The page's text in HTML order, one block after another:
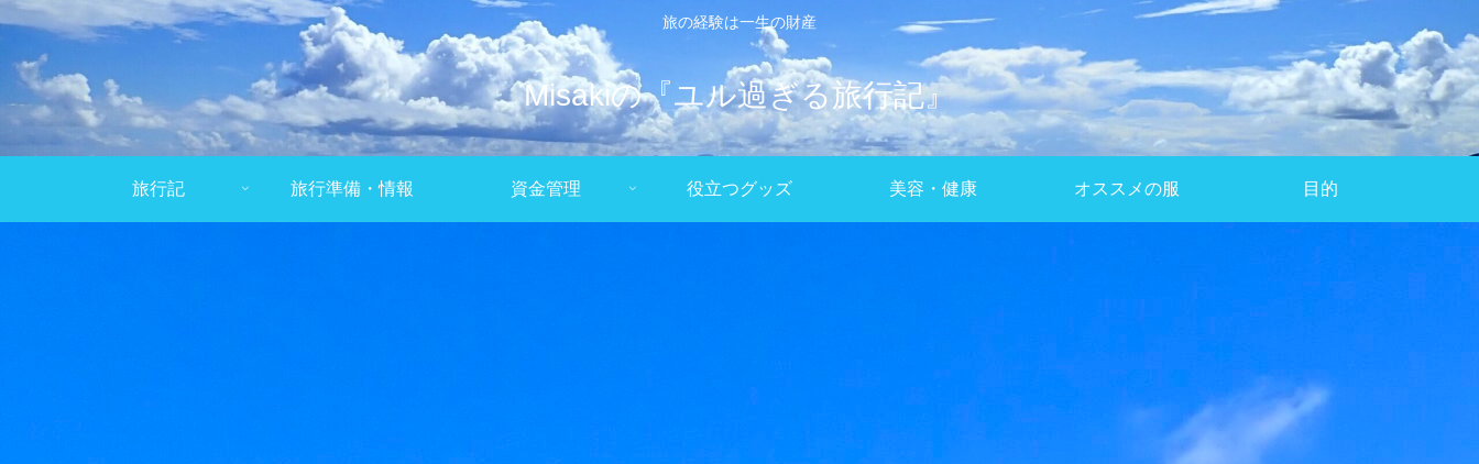
旅の経験は一生の財産
Misakiの『ユル過ぎる旅行記』
旅行記 旅行準備・情報 資金管理 役立つグッズ 美容・健康 オススメの服 目的